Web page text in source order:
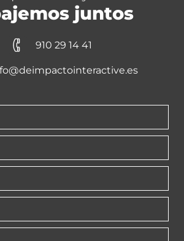
juntos
910 29 14 41